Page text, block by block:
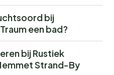
bij
een bad?
bij Rustiek
Strand-By